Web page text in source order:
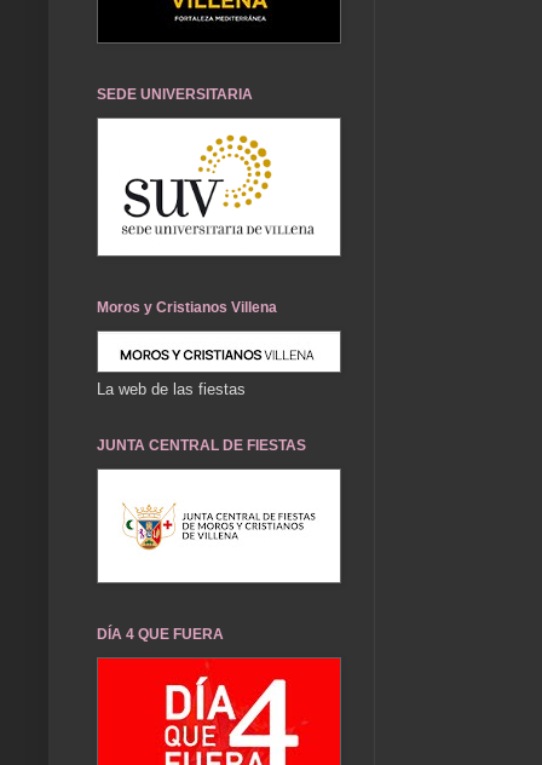
SEDE UNIVERSITARIA
Moros y Cristianos Villena
La web de las fiestas
JUNTA CENTRAL DE FIESTAS
DÍA 4 QUE FUERA